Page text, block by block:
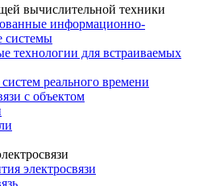
вычислительной техники
информационно-
системы
технологии для встраиваемых
реального времени
с объектом
электросвязи